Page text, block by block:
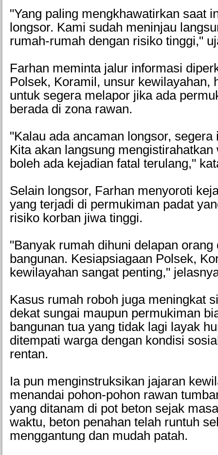
"Yang paling mengkhawatirkan saat
longsor. Kami sudah meninjau
rumah-rumah dengan risiko tinggi,"
Farhan meminta jalur informasi
Polsek, Koramil, unsur kewilayahan,
untuk segera melapor jika ada
berada di zona rawan.
"Kalau ada ancaman longsor, segera
Kita akan langsung mengistirahatkan
boleh ada kejadian fatal terulang,"
Selain longsor, Farhan menyoroti
yang terjadi di permukiman padat
risiko korban jiwa tinggi.
"Banyak rumah dihuni delapan orang
bangunan. Kesiapsiagaan Polsek,
kewilayahan sangat penting,"
Kasus rumah roboh juga meningkat
dekat sungai maupun permukiman
bangunan tua yang tidak lagi layak
ditempati warga dengan kondisi
rentan.
Ia pun menginstruksikan jajaran
menandai pohon-pohon rawan
yang ditanam di pot beton sejak
waktu, beton penahan telah runtuh
menggantung dan mudah patah.